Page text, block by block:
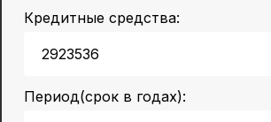
Кредитные средства:
Период(срок в годах):